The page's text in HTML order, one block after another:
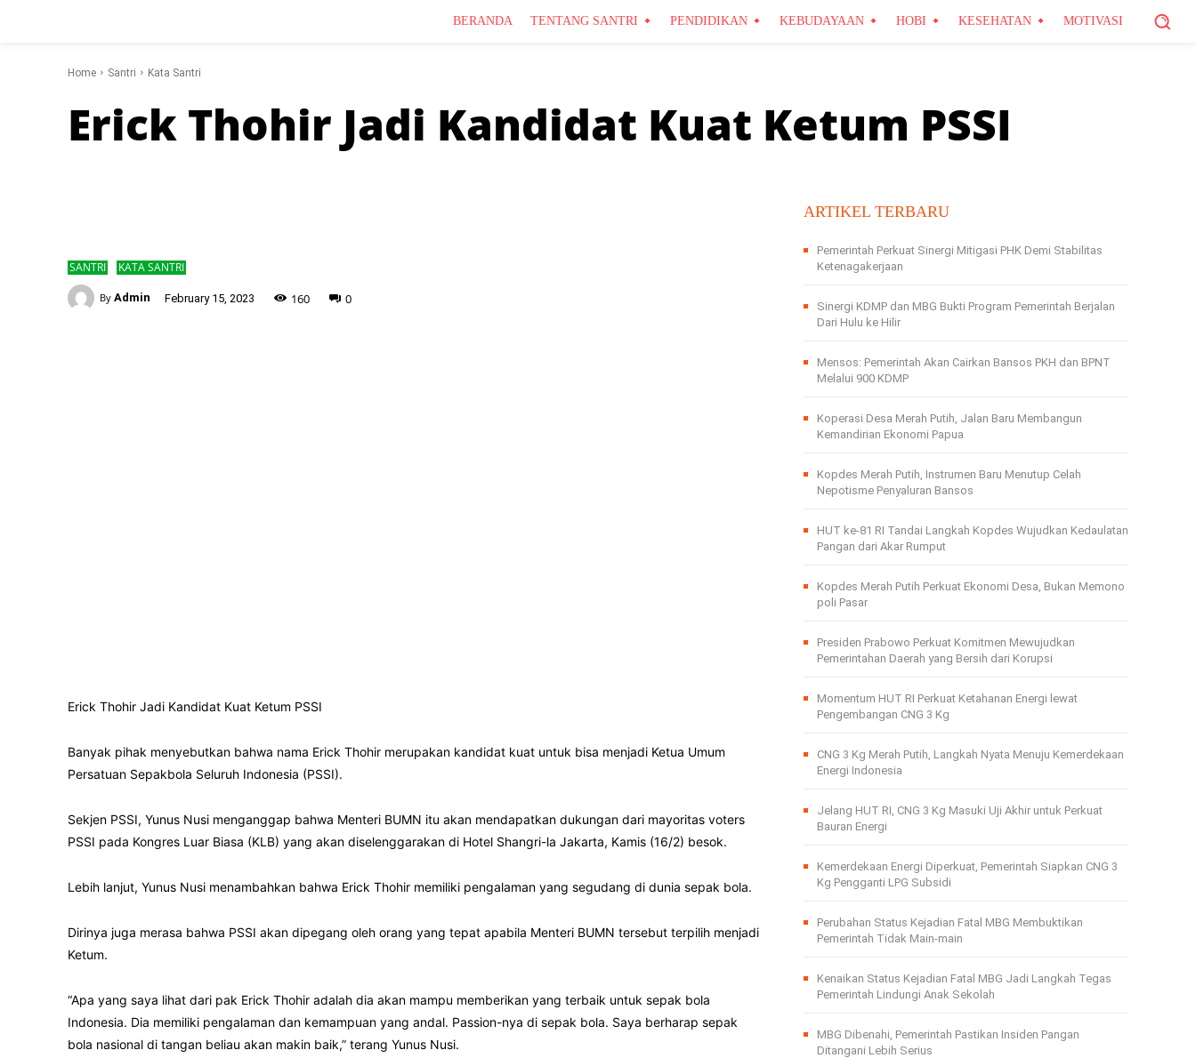
BERANDA TENTANG SANTRI PENDIDIKAN KEBUDAYAAN HOBI KESEHATAN MOTIVASI
Home Santri Kata Santri
Erick Thohir Jadi Kandidat Kuat Ketum PSSI
SANTRI KATA SANTRI
By Admin February 15, 2023 160 0
Erick Thohir Jadi Kandidat Kuat Ketum PSSI
Banyak pihak menyebutkan bahwa nama Erick Thohir merupakan kandidat kuat untuk bisa menjadi Ketua Umum
Persatuan Sepakbola Seluruh Indonesia (PSSI).
Sekjen PSSI, Yunus Nusi menganggap bahwa Menteri BUMN itu akan mendapatkan dukungan dari mayoritas voters
PSSI pada Kongres Luar Biasa (KLB) yang akan diselenggarakan di Hotel Shangri-la Jakarta, Kamis (16/2) besok.
Lebih lanjut, Yunus Nusi menambahkan bahwa Erick Thohir memiliki pengalaman yang segudang di dunia sepak bola.
Dirinya juga merasa bahwa PSSI akan dipegang oleh orang yang tepat apabila Menteri BUMN tersebut terpilih menjadi
Ketum.
“Apa yang saya lihat dari pak Erick Thohir adalah dia akan mampu memberikan yang terbaik untuk sepak bola
Indonesia. Dia memiliki pengalaman dan kemampuan yang andal. Passion-nya di sepak bola. Saya berharap sepak
bola nasional di tangan beliau akan makin baik,” terang Yunus Nusi.
ARTIKEL TERBARU
Pemerintah Perkuat Sinergi Mitigasi PHK Demi Stabilitas
Ketenagakerjaan
Sinergi KDMP dan MBG Bukti Program Pemerintah Berjalan
Dari Hulu ke Hilir
Mensos: Pemerintah Akan Cairkan Bansos PKH dan BPNT
Melalui 900 KDMP
Koperasi Desa Merah Putih, Jalan Baru Membangun
Kemandirian Ekonomi Papua
Kopdes Merah Putih, Instrumen Baru Menutup Celah
Nepotisme Penyaluran Bansos
HUT ke-81 RI Tandai Langkah Kopdes Wujudkan Kedaulatan
Pangan dari Akar Rumput
Kopdes Merah Putih Perkuat Ekonomi Desa, Bukan Memono
poli Pasar
Presiden Prabowo Perkuat Komitmen Mewujudkan
Pemerintahan Daerah yang Bersih dari Korupsi
Momentum HUT RI Perkuat Ketahanan Energi lewat
Pengembangan CNG 3 Kg
CNG 3 Kg Merah Putih, Langkah Nyata Menuju Kemerdekaan
Energi Indonesia
Jelang HUT RI, CNG 3 Kg Masuki Uji Akhir untuk Perkuat
Bauran Energi
Kemerdekaan Energi Diperkuat, Pemerintah Siapkan CNG 3
Kg Pengganti LPG Subsidi
Perubahan Status Kejadian Fatal MBG Membuktikan
Pemerintah Tidak Main-main
Kenaikan Status Kejadian Fatal MBG Jadi Langkah Tegas
Pemerintah Lindungi Anak Sekolah
MBG Dibenahi, Pemerintah Pastikan Insiden Pangan
Ditangani Lebih Serius